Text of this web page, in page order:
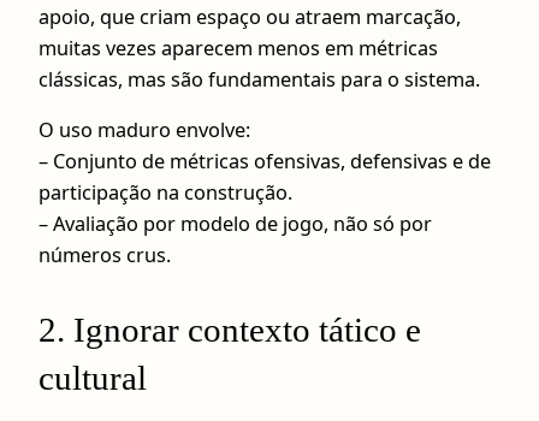
apoio, que criam espaço ou atraem marcação,
muitas vezes aparecem menos em métricas
clássicas, mas são fundamentais para o sistema.
O uso maduro envolve:
– Conjunto de métricas ofensivas, defensivas e de
participação na construção.
– Avaliação por modelo de jogo, não só por
números crus.
2. Ignorar contexto tático e
cultural